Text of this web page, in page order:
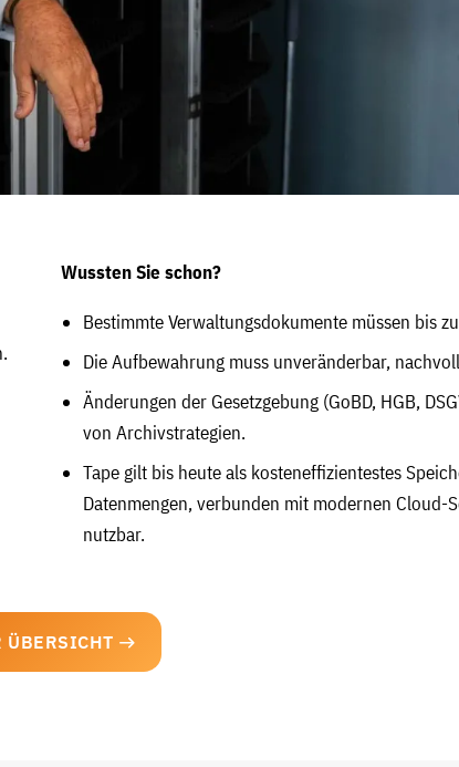
Wussten Sie schon?
Bestimmte Verwaltungsdokumente müssen bis
Die Aufbewahrung muss unveränderbar,
Änderungen der Gesetzgebung (GoBD, HGB,
von Archivstrategien.
Tape gilt bis heute als kosteneffizientestes
Datenmengen, verbunden mit modernen
nutzbar.
ÜBERSICHT